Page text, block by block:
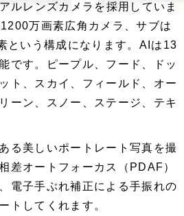
ルレンズカメラを採用していま
万画素広角カメラ、サブは
という構成になります。AIは13
です。ピープル、フード、ドッ
ト、スカイ、フィールド、オー
ーン、スノー、ステージ、テキ
る美しいポートレート写真を撮
差オートフォーカス（PDAF）
電子手ぶれ補正による手振れの
トしてくれます。